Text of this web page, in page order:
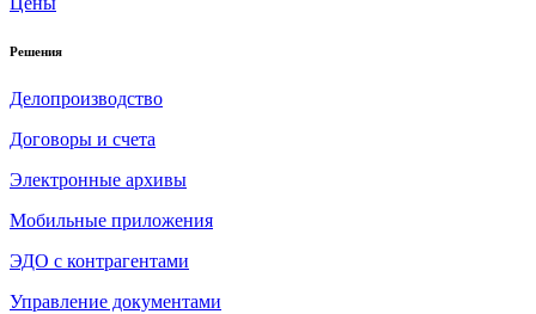
Решения
Делопроизводство
Договоры и счета
Электронные архивы
Мобильные приложения
ЭДО с контрагентами
Управление документами